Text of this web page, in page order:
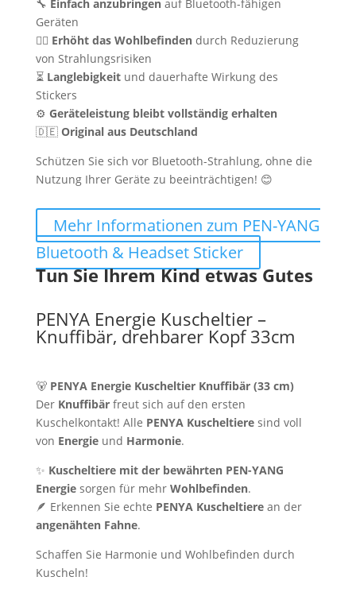
🔧 Einfach anzubringenauf Bluetooth-fähigen
Geräten
💆‍♀️ Erhöht das Wohlbefindendurch Reduzierung
von Strahlungsrisiken
⏳ Langlebigkeitund dauerhafte Wirkung des
Stickers
⚙️ Geräteleistung bleibt vollständig erhalten
🇩🇪 Original aus Deutschland
Schützen Sie sich vor Bluetooth-Strahlung, ohne die
Nutzung Ihrer Geräte zu beeinträchtigen! 😊
Mehr Informationen zum PEN-YANG
Bluetooth & Headset Sticker
Tun Sie Ihrem Kind etwas Gutes
PENYA Energie Kuscheltier –
Knuffibär, drehbarer Kopf 33cm
🐻 PENYA Energie Kuscheltier Knuffibär (33 cm)
Der Knuffibärfreut sich auf den ersten
Kuschelkontakt! Alle PENYA Kuscheltieresind voll
von Energieund Harmonie.
✨ Kuscheltiere mit der bewährten PEN-YANG
Energiesorgen für mehr Wohlbefinden.
🪶 Erkennen Sie echte PENYA Kuscheltierean der
angenähten Fahne.
Schaffen Sie Harmonie und Wohlbefinden durch
Kuscheln!